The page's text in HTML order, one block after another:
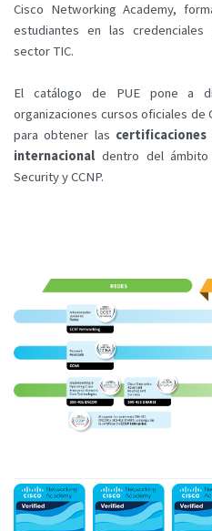
Cisco Networking Academy,
estudiantes en las
sector TIC.
El catálogo de PUE pone a
organizaciones cursos oficiales de
para obtener las
internacional dentro del ámbito
Security y CCNP.